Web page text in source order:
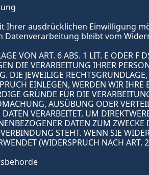
ausdrücklichen Einwilligung
bleibt vom
VON ART. 6 ABS. 1 LIT. E ODER F
DIE VERARBEITUNG IHRER
DIE JEWEILIGE
EINLEGEN, WERDEN WIR
GRÜNDE FÜR DIE
AUSÜBUNG ODER
VERARBEITET, UM
DATEN ZUM
STEHT. WENN SIE
(WIDERSPRUCH NACH ART.